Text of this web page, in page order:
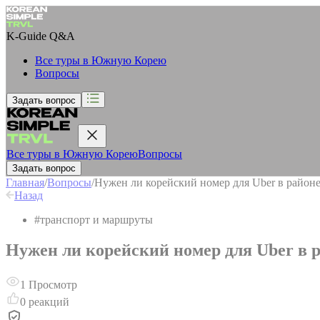
K-Guide Q&A
Все туры в Южную Корею
Вопросы
Задать вопрос
Все туры в Южную КореюВопросы
Задать вопрос
Главная/Вопросы/Нужен ли корейский номер для Uber в
Назад
#транспорт и маршруты
Нужен ли корейский номер для Uber в
1 Просмотр
0 реакций